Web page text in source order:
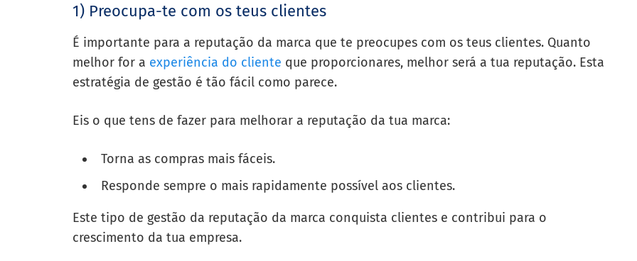
1) Preocupa-te com os teus clientes
É importante para a reputação da marca que te preocupes com os teus clientes. Quanto
melhor for a experiência do cliente que proporcionares, melhor será a tua reputação. Esta
estratégia de gestão é tão fácil como parece.
Eis o que tens de fazer para melhorar a reputação da tua marca:
Torna as compras mais fáceis.
Responde sempre o mais rapidamente possível aos clientes.
Este tipo de gestão da reputação da marca conquista clientes e contribui para o
crescimento da tua empresa.